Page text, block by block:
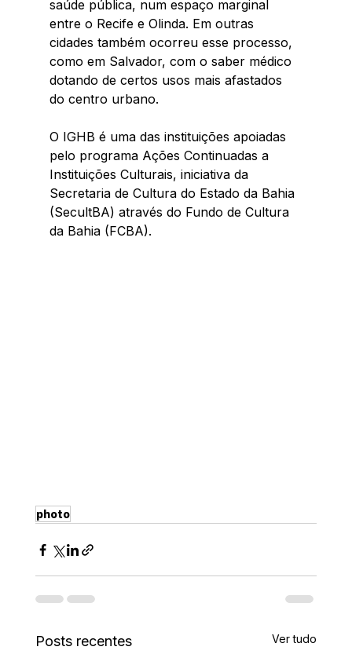
saúde pública, num espaço marginal
entre o Recife e Olinda. Em outras
cidades também ocorreu esse processo,
como em Salvador, com o saber médico
dotando de certos usos mais afastados
do centro urbano.
O IGHB é uma das instituições apoiadas
pelo programa Ações Continuadas a
Instituições Culturais, iniciativa da
Secretaria de Cultura do Estado da Bahia
(SecultBA) através do Fundo de Cultura
da Bahia (FCBA).
photo
Posts recentes Ver tudo